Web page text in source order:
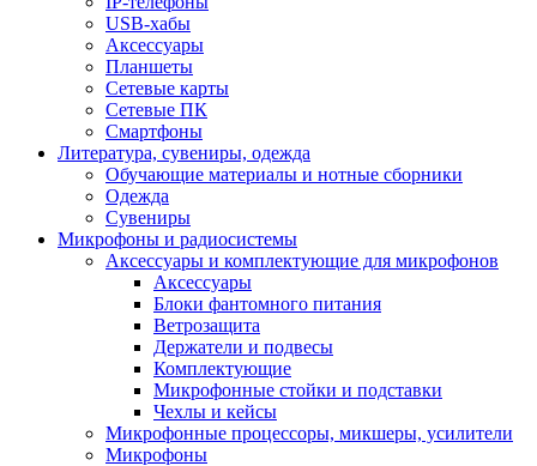
USB-хабы
Аксессуары
Планшеты
Сетевые карты
Сетевые ПК
Смартфоны
Литература, сувениры, одежда
Обучающие материалы и нотные сборники
Одежда
Сувениры
Микрофоны и радиосистемы
Аксессуары и комплектующие для микрофонов
Аксессуары
Блоки фантомного питания
Ветрозащита
Держатели и подвесы
Комплектующие
Микрофонные стойки и подставки
Чехлы и кейсы
Микрофонные процессоры, микшеры, усилители
Микрофоны